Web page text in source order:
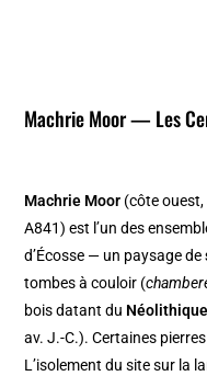
Machrie Moor — Les
Machrie Moor (côte
A841) est l’un des
d’Écosse — un paysage de
tombes à couloir (
bois datant du
av. J.-C.). Certaines
L’isolement du site sur la